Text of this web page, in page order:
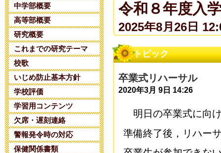
中学部概要
高等部概要
研究概要
これまでの研究テーマ
校歌
いじめ防止基本方針
学校評価
学習用コンテンツ
欠席・遅刻連絡
警報発令時の対応
保健関係書類
令和８年度入
2025年8月26日
夏期コンサル
2025年6月14日
2025年5月28日
令和８年度
トピック
卒業式リハーサル
2020年3月 9日 14:26
明日の卒業式に向
準備終了後，リハー